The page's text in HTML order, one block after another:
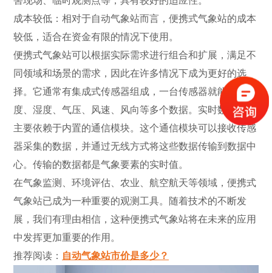
成本较低：相对于自动气象站而言，便携式气象站的成本
较低，适合在资金有限的情况下使用。
便携式气象站可以根据实际需求进行组合和扩展，满足不
同领域和场景的需求，因此在许多情况下成为更好的选
择。它通常有集成式传感器组成，一台传感器就能测量温
度、湿度、气压、风速、风向等多个数据。实时数据传输
主要依赖于内置的通信模块。这个通信模块可以接收传感
器采集的数据，并通过无线方式将这些数据传输到数据中
心。传输的数据都是气象要素的实时值。
在气象监测、环境评估、农业、航空航天等领域，便携式
气象站已成为一种重要的观测工具。随着技术的不断发
展，我们有理由相信，这种便携式气象站将在未来的应用
中发挥更加重要的作用。
推荐阅读： 自动气象站市价是多少？